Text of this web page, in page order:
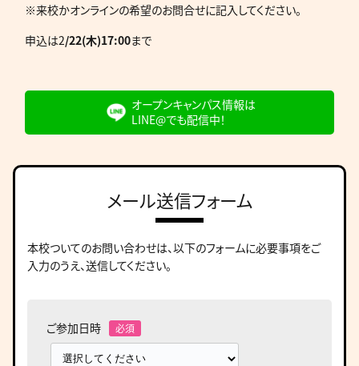
※来校かオンラインの希望のお問合せに記入してください。
申込は2/22(木)17:00まで
オープンキャンパス情報は
LINE@でも配信中！
メール送信フォーム
本校ついてのお問い合わせは、以下のフォームに必要事項をご
入力のうえ、送信してください。
ご参加日時